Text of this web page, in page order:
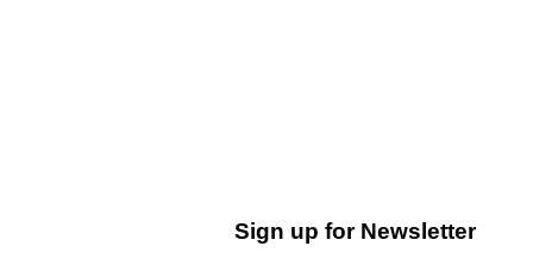
Sign up for Newsletter